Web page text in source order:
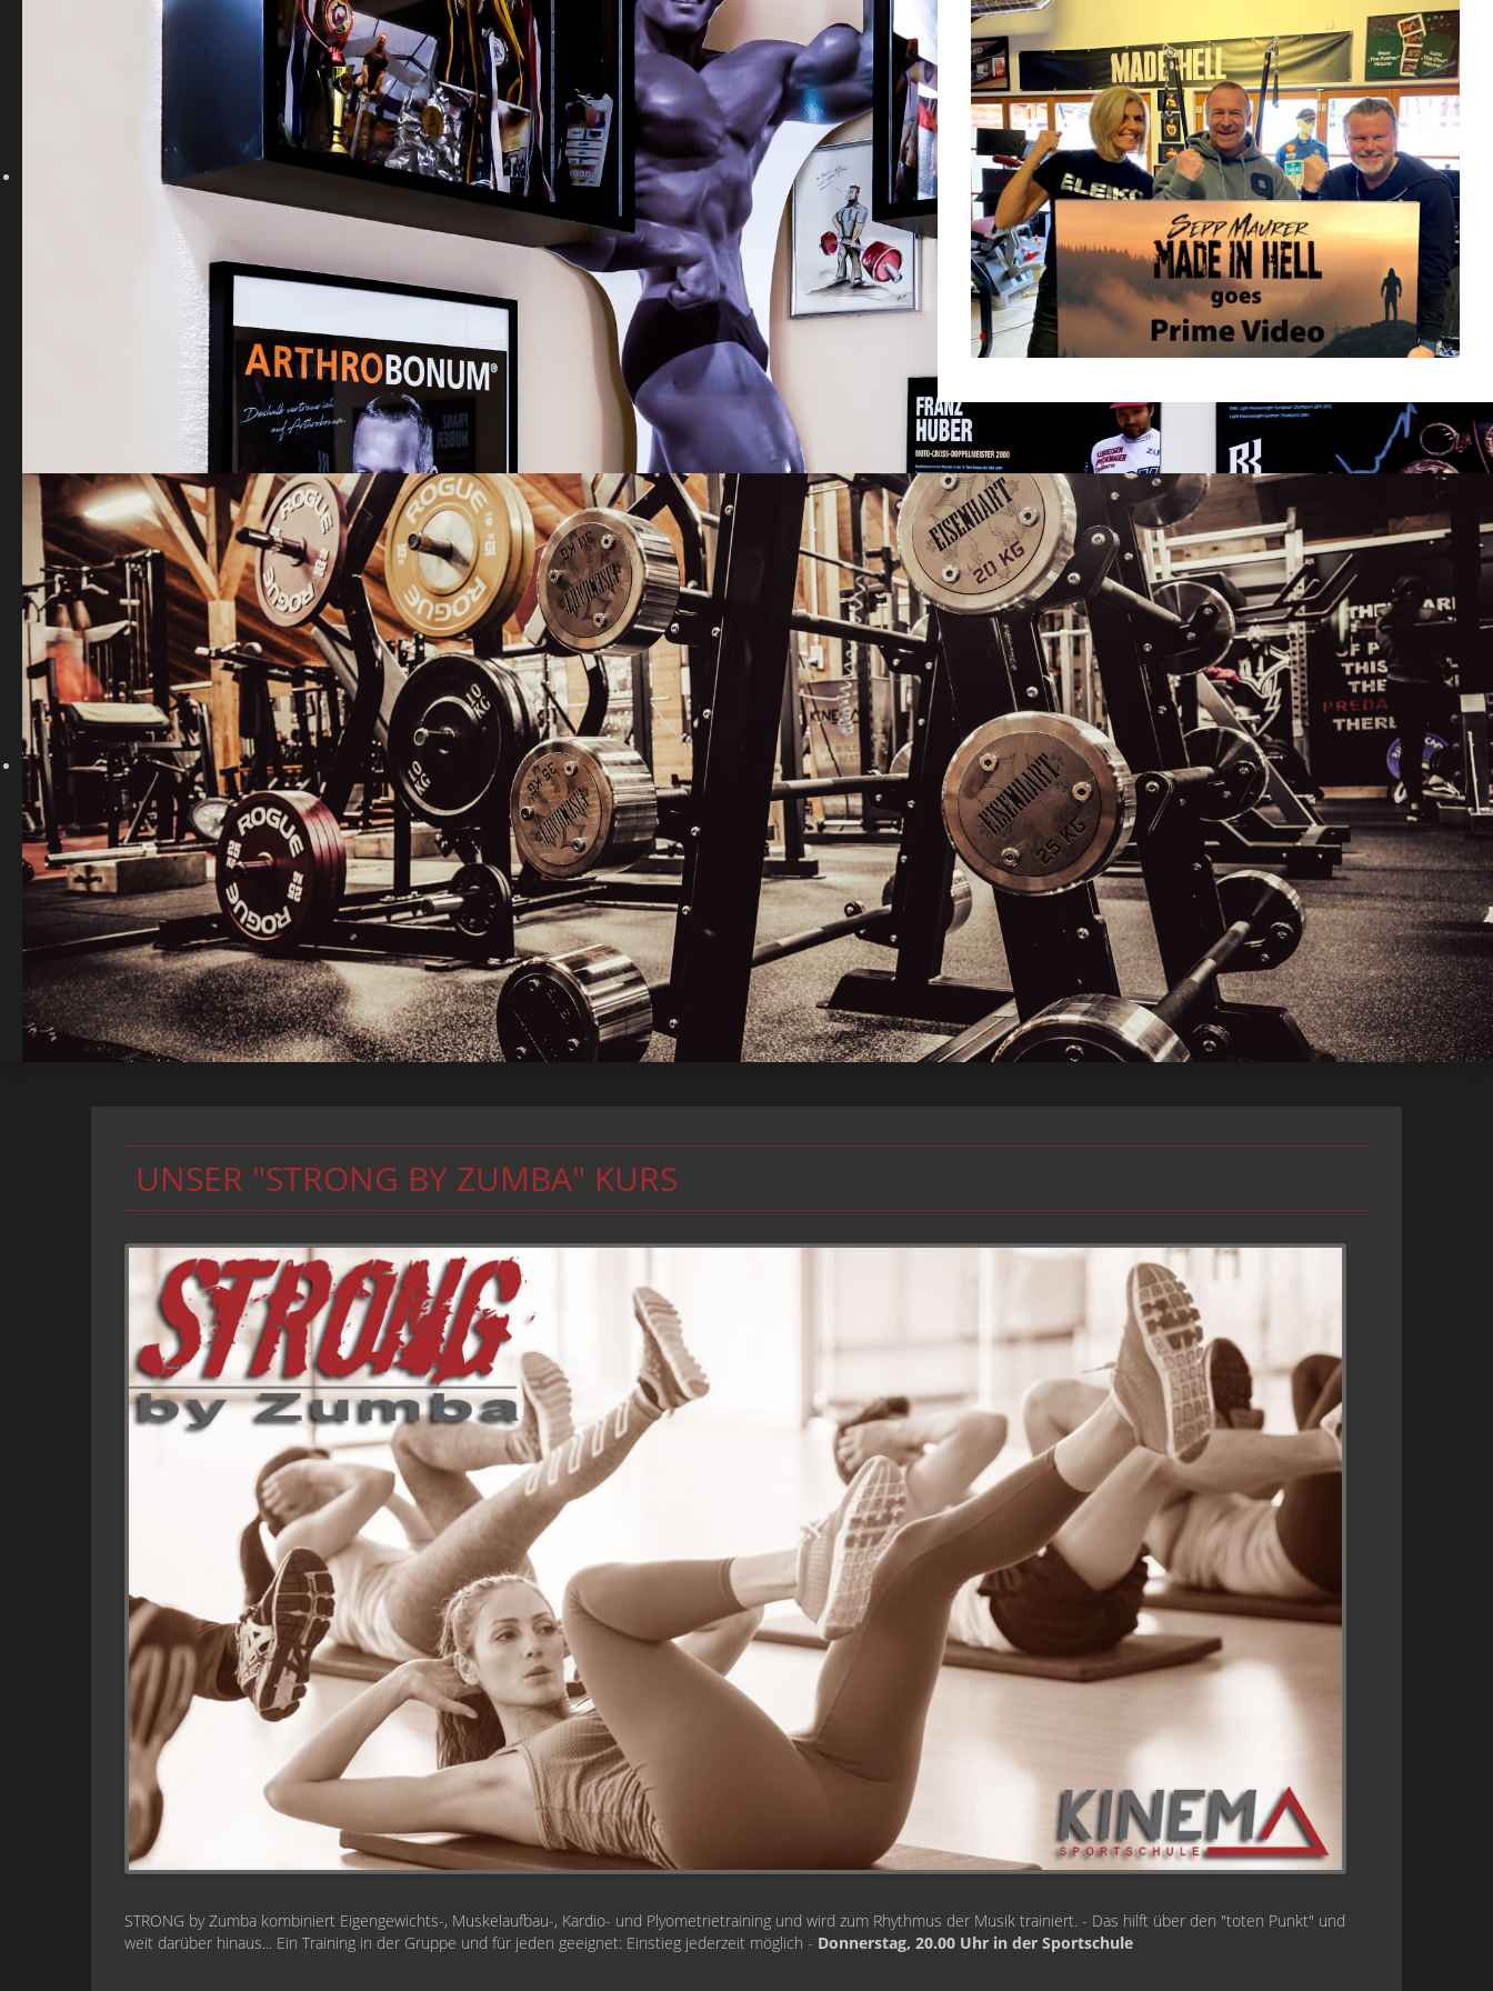
UNSER "STRONG BY ZUMBA" KURS
STRONG by Zumba kombiniert Eigengewichts-, Muskelaufbau-, Kardio- und Plyometrietraining und wird zum Rhythmus der Musik trainiert. - Das hilft über den "toten Punkt" und
weit darüber hinaus... Ein Training in der Gruppe und für jeden geeignet: Einstieg jederzeit möglich - Donnerstag, 20.00 Uhr in der Sportschule